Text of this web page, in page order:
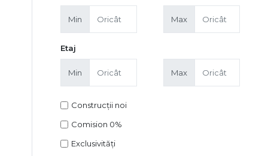
Min Max
Etaj
Min Max
Construcții noi
Comision 0%
Exclusivități